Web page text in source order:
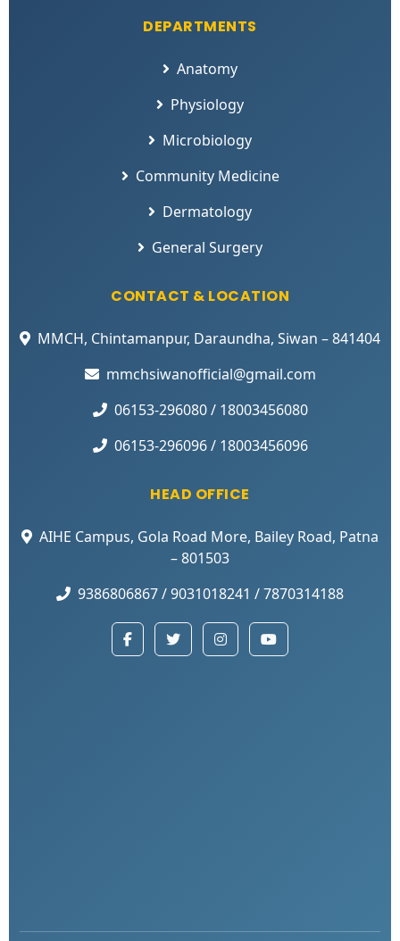
DEPARTMENTS
Anatomy
Physiology
Microbiology
Community Medicine
Dermatology
General Surgery
CONTACT & LOCATION
MMCH, Chintamanpur, Daraundha, Siwan – 841404
mmchsiwanofficial@gmail.com
06153-296080 / 18003456080
06153-296096 / 18003456096
HEAD OFFICE
AIHE Campus, Gola Road More, Bailey Road, Patna
– 801503
9386806867 / 9031018241 / 7870314188